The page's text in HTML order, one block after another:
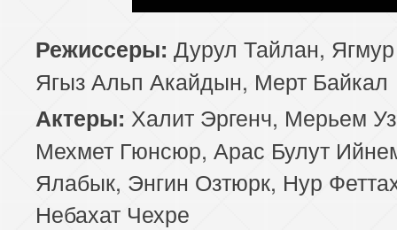
Режиссеры: Дурул Тайлан,
Ягыз Альп Акайдын, Мерт Байкал
Актеры: Халит Эргенч, Мерьем
Мехмет Гюнсюр, Арас Булут
Ялабык, Энгин Озтюрк, Нур
Небахат Чехре